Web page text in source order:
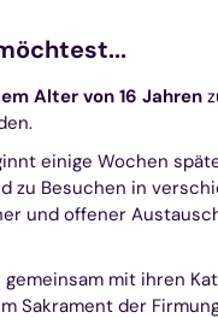
Alter von 16 Jahren
einige Wochen
Besuchen in
und offener
mit ihren
Sakrament der